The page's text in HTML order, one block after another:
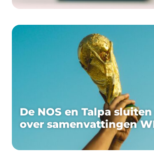
De NOS en Talpa
over samenvattingen